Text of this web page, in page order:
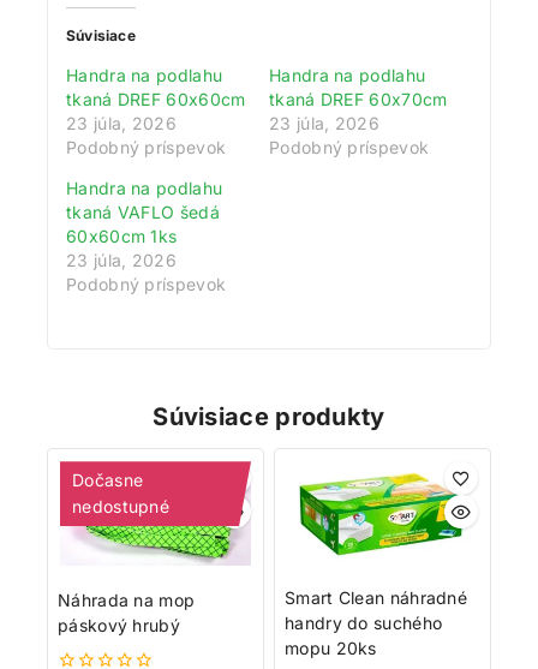
Súvisiace
Handra na podlahu
tkaná DREF 60x60cm
23 júla, 2026
Podobný príspevok
Handra na podlahu
tkaná DREF 60x70cm
23 júla, 2026
Podobný príspevok
Handra na podlahu
tkaná VAFLO šedá
60x60cm 1ks
23 júla, 2026
Podobný príspevok
Súvisiace produkty
Dočasne
nedostupné
Náhrada na mop
páskový hrubý
Smart Clean náhradné
handry do suchého
mopu 20ks